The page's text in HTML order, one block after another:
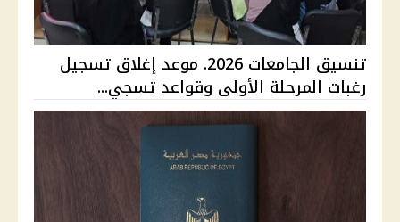
تنسيق الجامعات 2026. موعد إغلاق تسجيل
رغبات المرحلة الأولى وقواعد تسجي...